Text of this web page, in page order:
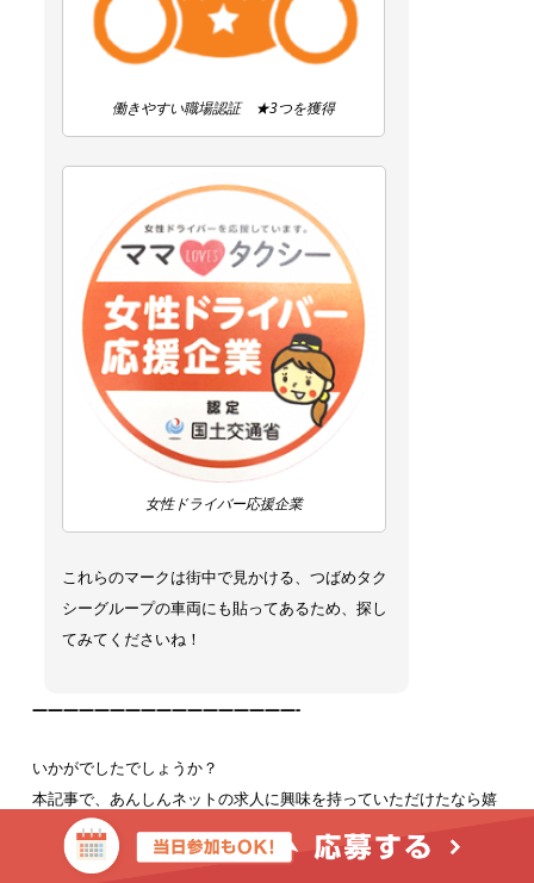
働きやすい職場認証 ★3つを獲得
女性ドライバー応援企業
これらのマークは街中で見かける、つばめタク
シーグループの車両にも貼ってあるため、探し
てみてくださいね！
—————————————————-
いかがでしたでしょうか？
本記事で、あんしんネットの求人に興味を持っていただけたなら嬉
しいです！